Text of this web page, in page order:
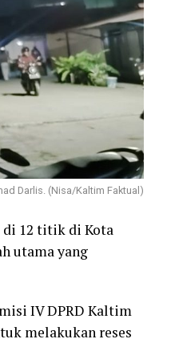
Darlis. (Nisa/Kaltim Faktual)
di 12 titik di Kota
utama yang
IV DPRD Kaltim
melakukan reses